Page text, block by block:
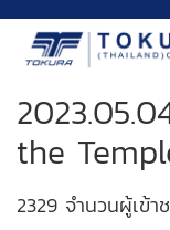
the
2329 จำนวนผู้เข้า